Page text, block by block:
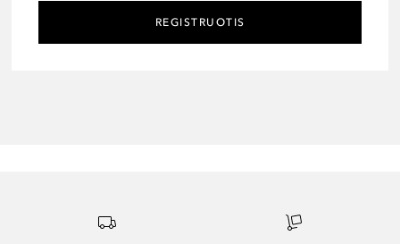
REGISTRUOTIS